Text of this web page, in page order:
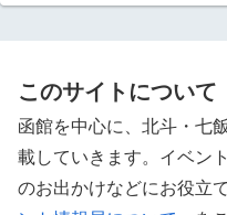
このサイトについて
函館を中心に、北斗・七
載していきます。イベン
のお出かけなどにお役立